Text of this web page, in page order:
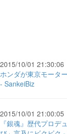
2015/10/01 21:30:06
ホンダが東京モータ
- SankeiBiz
2015/10/01 21:00:05
『銀魂』歴代プロデ